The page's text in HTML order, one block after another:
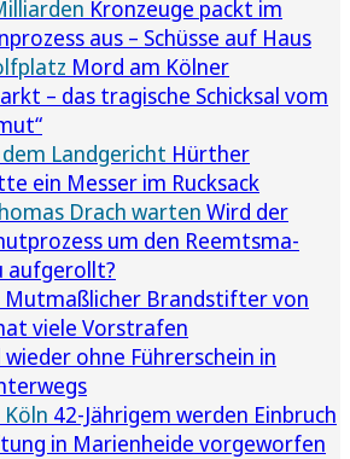
Kronzeuge packt im
aus – Schüsse auf Haus
Mord am Kölner
– das tragische Schicksal vom
Landgericht Hürther
ein Messer im Rucksack
Drach warten Wird der
um den Reemtsma-
aufgerollt?
Mutmaßlicher Brandstifter von
viele Vorstrafen
wieder ohne Führerschein in
42-Jährigem werden Einbruch
in Marienheide vorgeworfen